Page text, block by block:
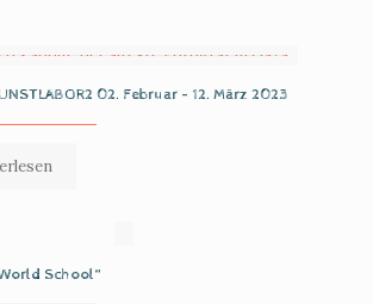
02. Februar – 12. März 2023
School“